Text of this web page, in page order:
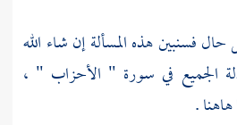
فسنبين هذه المسألة إن شاء الله
الجميع في سورة " الأحزاب " ،
.